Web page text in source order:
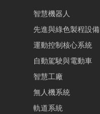
智慧機器人
先進與綠色製程設備
運動控制核心系統
自動駕駛與電動車
智慧工廠
無人機系統
軌道系統